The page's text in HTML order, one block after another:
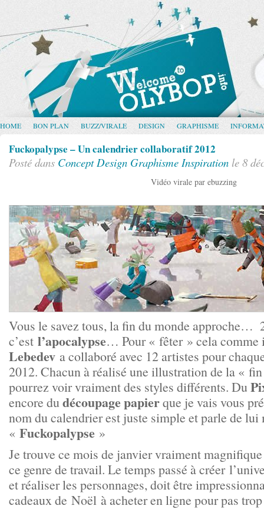
HOME BON PLAN BUZZ/VIRALE DESIGN GRAPHISME
Fuckopalypse – Un calendrier collaboratif 2012
Posté dans Concept Design Graphisme Inspiration le 8
Vidéo virale par ebuzzing
Vous le savez tous, la fin du monde approche…
c’est l’apocalypse… Pour « fêter » cela
Lebedev a collaboré avec 12 artistes pour
2012. Chacun à réalisé une illustration de la «
pourrez voir vraiment des styles différents. Du
encore dudécoupage papierque je vais vous
nom du calendrier est juste simple et parle de lui
« Fuckopalypse »
Je trouve ce mois de janvier vraiment
ce genre de travail. Le temps passé à créer
et réaliser les personnages, doit être
cadeaux de Noël à acheter en ligne pour pas